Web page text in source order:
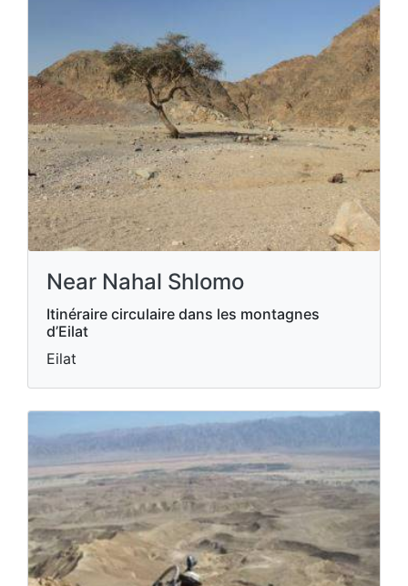
Near Nahal Shlomo
Itinéraire circulaire dans les montagnes
d’Eilat
Eilat